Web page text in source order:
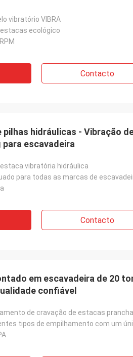
vibratório VIBRA
ecológico
Contacto
pilhas hidráulicas - Vibração
escavadeira
vibratória hidráulica
para todas as marcas de
Contacto
em escavadeira de 20
confiável
de cravação de estacas
tipos de empilhamento com um